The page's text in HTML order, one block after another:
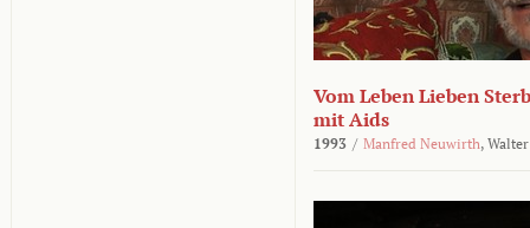
Vom Leben Lieben
mit Aids
1993 / Manfred Neuwirth,